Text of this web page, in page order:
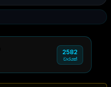
2582
වාරයක්